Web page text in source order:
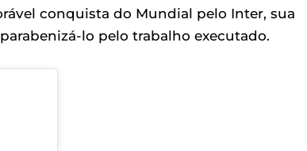
conquista do Mundial pelo Inter, sua
lo pelo trabalho executado.